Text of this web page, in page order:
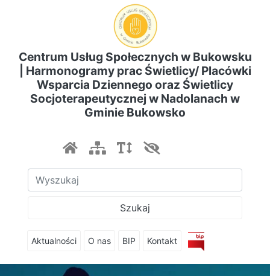
Centrum Usług Społecznych w Bukowsku
| Harmonogramy prac Świetlicy/ Placówki
Wsparcia Dziennego oraz Świetlicy
Socjoterapeutycznej w Nadolanach w
Gminie Bukowsko
Szukaj
Aktualności O nas BIP Kontakt